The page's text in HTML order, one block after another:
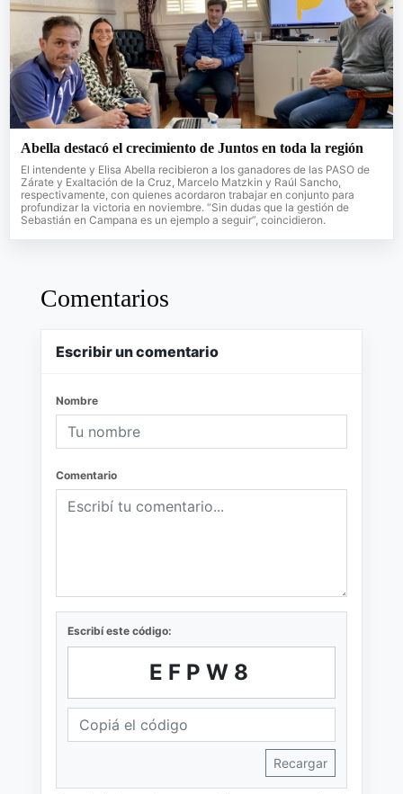
Abella destacó el crecimiento de Juntos en toda la región
El intendente y Elisa Abella recibieron a los ganadores de las PASO de
Zárate y Exaltación de la Cruz, Marcelo Matzkin y Raúl Sancho,
respectivamente, con quienes acordaron trabajar en conjunto para
profundizar la victoria en noviembre. “Sin dudas que la gestión de
Sebastián en Campana es un ejemplo a seguir”, coincidieron.
Comentarios
Escribir un comentario
Nombre
Comentario
Escribí este código:
EFPW8
Recargar